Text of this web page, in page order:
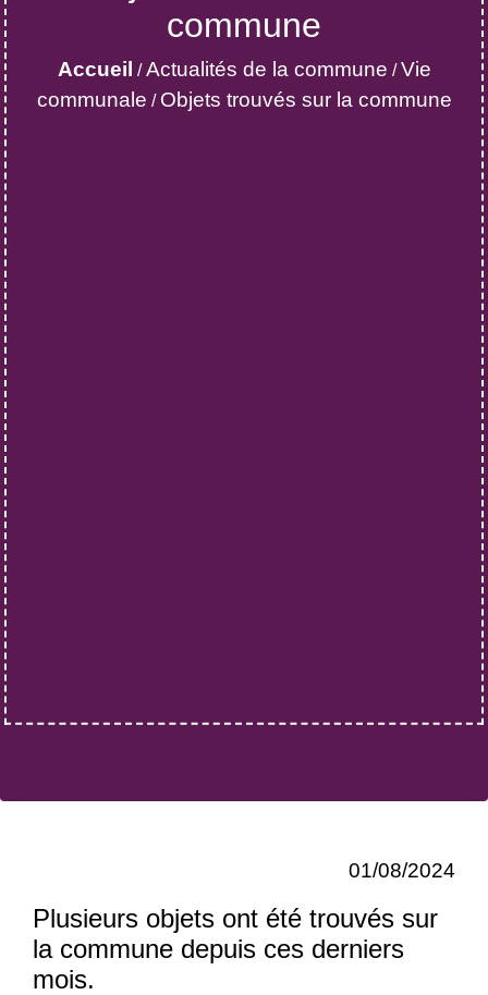
commune
Accueil /Actualités de la commune /Vie
communale / Objets trouvés sur la commune
01/08/2024
Plusieurs objets ont été trouvés sur
la commune depuis ces derniers
mois.